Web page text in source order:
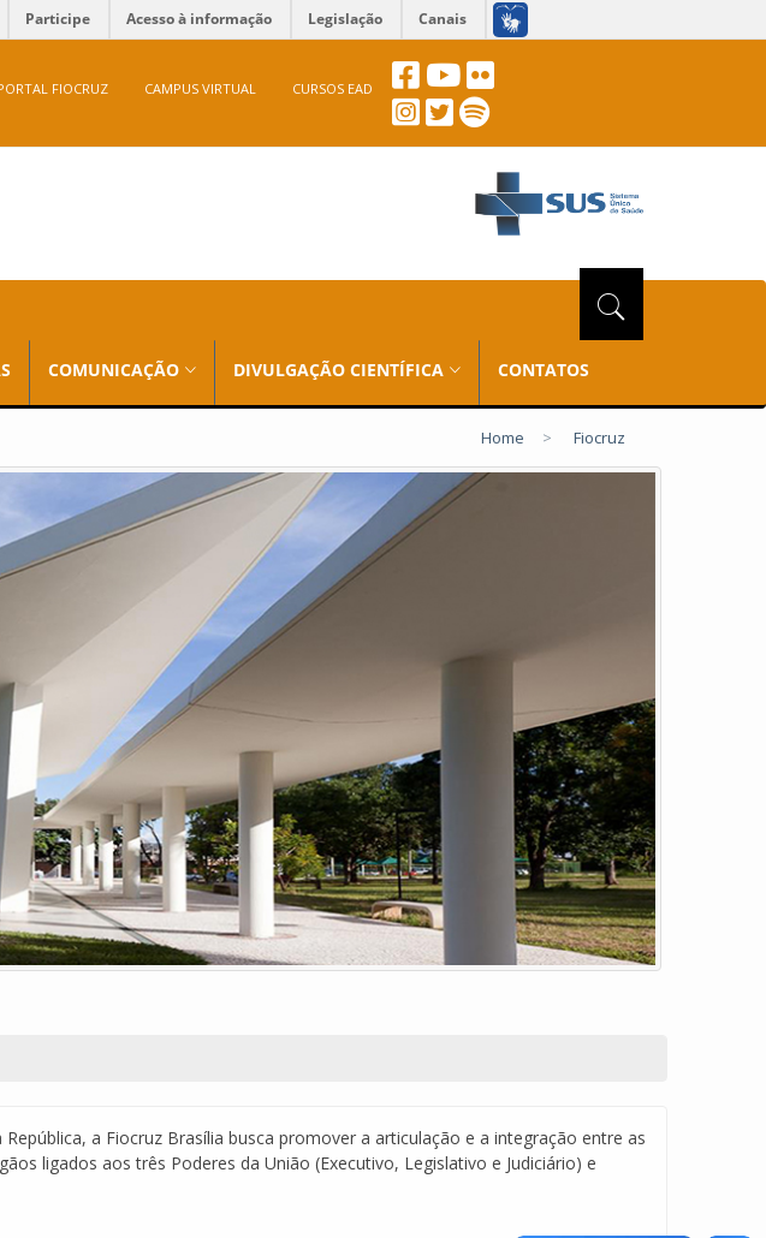
Participe Acesso à informação Legislação Canais
FIOCRUZ CAMPUS VIRTUAL CURSOS EAD
COMUNICAÇÃO DIVULGAÇÃO CIENTÍFICA CONTATOS
Home > Fiocruz
a Fiocruz Brasília busca promover a articulação e a integração entre as
ligados aos três Poderes da União (Executivo, Legislativo e Judiciário) e